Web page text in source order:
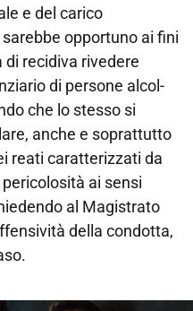
e del carico
opportuno ai fini
recidiva rivedere
di persone alcol-
che lo stesso si
anche e soprattutto
reati caratterizzati da
ai sensi
al Magistrato
della condotta,